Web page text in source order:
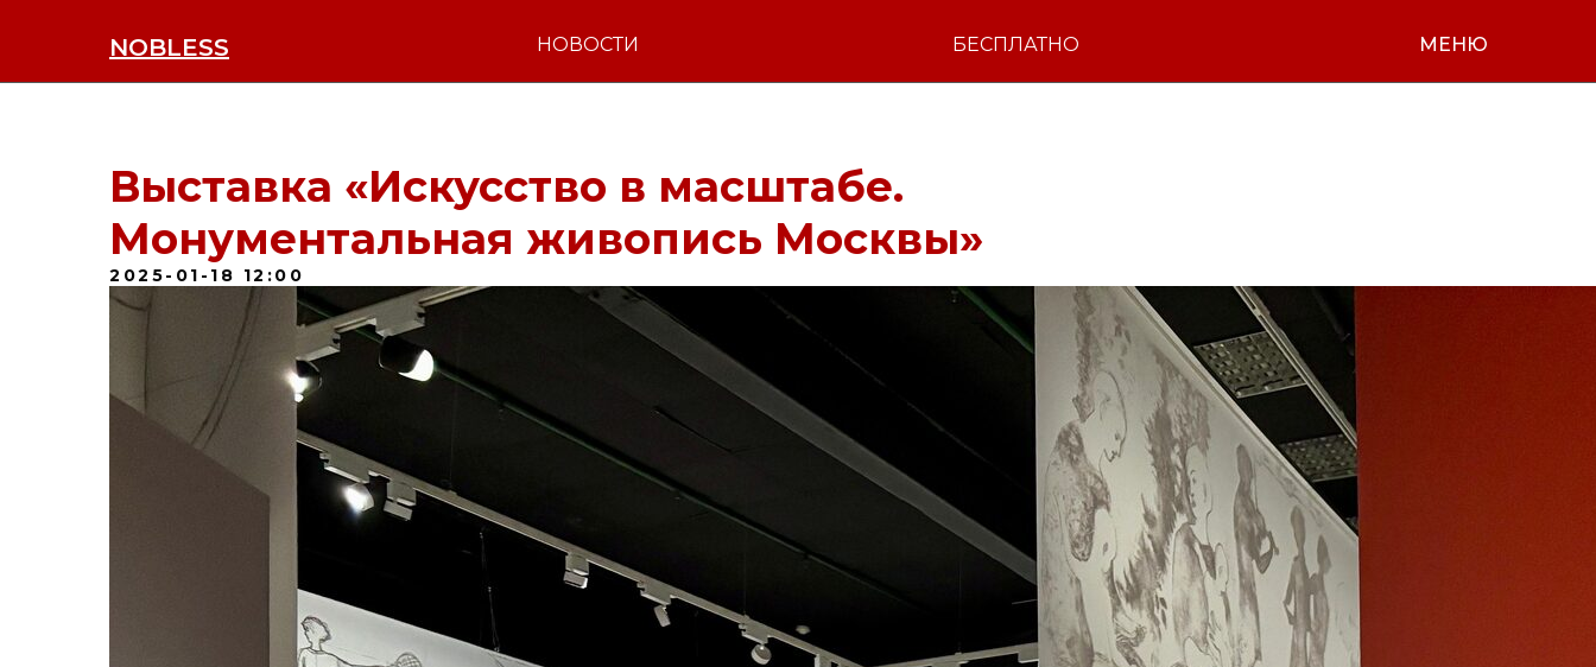
NOBLESS МЕНЮ
НОВОСТИ БЕСПЛАТНО
Выставка «Искусство в масштабе.
Монументальная живопись Москвы»
2025-01-18 12:00